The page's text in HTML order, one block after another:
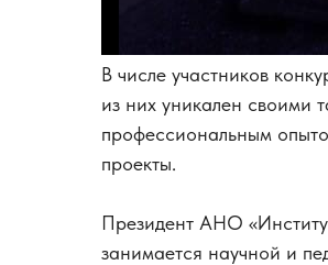
В числе участников
из них уникален своими
профессиональным
проекты.
Президент АНО
занимается научной и